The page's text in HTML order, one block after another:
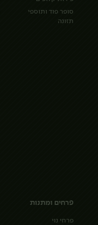
סופר פוד ותוספי
תזונה
פרחים ומתנות
פרחי נוי